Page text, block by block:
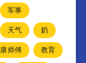
军事
天气
奶
康师傅
教育